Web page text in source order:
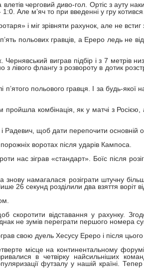
влетів черговий диво-гол. Ортіс з ауту
Але м’яч то при введенні у гру
і міг зрівняти рахунок, але не встиг
польових гравців, а Ереро ледь не
Чернявський виграв підбір і з 7 метрів
лівого флангу з розвороту в дотик
польового гравця. І за будь-якої
пройшла комбінація, як у матчі з
Радевич, щоб дати перепочити основній
воротах після ударів Кампоса.
нас зіграв «стандарт». Боїс після
намагалася розіграти штучну
секунд розділили два взяття воріт від
скоротити відставання у рахунку.
не зумів переграти першого номера
свою дуель Хесусу Ереро і після
місце на континентальному
в четвірку найсильніших
футзалу у нашій країні.